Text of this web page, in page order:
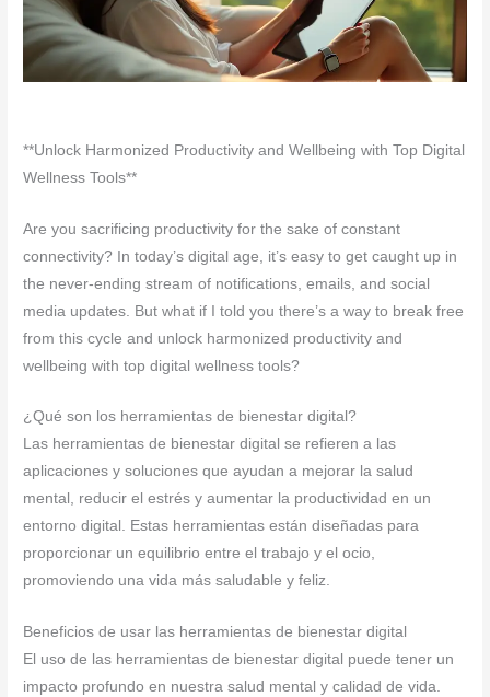
**Unlock Harmonized Productivity and Wellbeing with Top Digital
Wellness Tools**
Are you sacrificing productivity for the sake of constant
connectivity? In today’s digital age, it’s easy to get caught up in
the never-ending stream of notifications, emails, and social
media updates. But what if I told you there’s a way to break free
from this cycle and unlock harmonized productivity and
wellbeing with top digital wellness tools?
¿Qué son los herramientas de bienestar digital?
Las herramientas de bienestar digital se refieren a las
aplicaciones y soluciones que ayudan a mejorar la salud
mental, reducir el estrés y aumentar la productividad en un
entorno digital. Estas herramientas están diseñadas para
proporcionar un equilibrio entre el trabajo y el ocio,
promoviendo una vida más saludable y feliz.
Beneficios de usar las herramientas de bienestar digital
El uso de las herramientas de bienestar digital puede tener un
impacto profundo en nuestra salud mental y calidad de vida.